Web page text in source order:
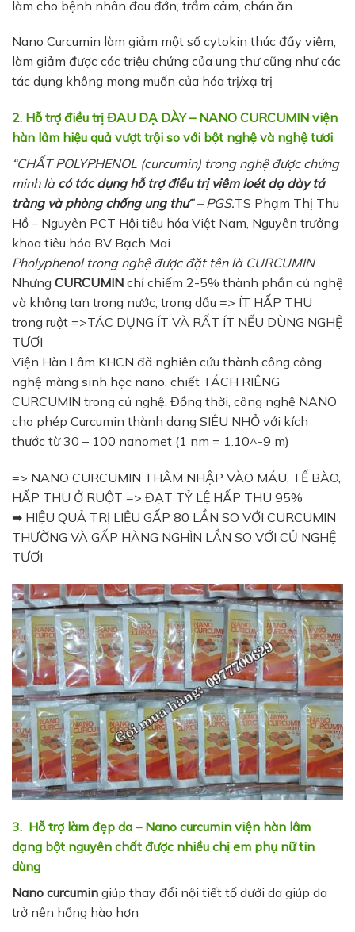
làm cho bệnh nhân đau đớn, trầm cảm, chán ăn.
Nano Curcumin làm giảm một số cytokin thúc đẩy viêm,
làm giảm được các triệu chứng của ung thư cũng như các
tác dụng không mong muốn của hóa trị/xạ trị
2. Hỗ trợ điều trị ĐAU DẠ DÀY – NANO CURCUMIN viện
hàn lâm hiệu quả vượt trội so với bột nghệ và nghệ tươi
“CHẤT POLYPHENOL (curcumin) trong nghệ được chứng
minh là có tác dụng hỗ trợ điều trị viêm loét dạ dày tá
tràng và phòng chống ung thư” – PGS.TS Phạm Thị Thu
Hồ – Nguyên PCT Hội tiêu hóa Việt Nam, Nguyên trưởng
khoa tiêu hóa BV Bạch Mai.
Pholyphenol trong nghệ được đặt tên là CURCUMIN
Nhưng CURCUMIN chỉ chiếm 2-5% thành phần củ nghệ
và không tan trong nước, trong dầu => ÍT HẤP THU
trong ruột =>TÁC DỤNG ÍT VÀ RẤT ÍT NẾU DÙNG NGHỆ
TƯƠI
Viện Hàn Lâm KHCN đã nghiên cứu thành công công
nghệ màng sinh học nano, chiết TÁCH RIÊNG
CURCUMIN trong củ nghệ. Đồng thời, công nghệ NANO
cho phép Curcumin thành dạng SIÊU NHỎ với kích
thước từ 30 – 100 nanomet (1 nm = 1.10^-9 m)
=> NANO CURCUMIN THÂM NHẬP VÀO MÁU, TẾ BÀO,
HẤP THU Ở RUỘT => ĐẠT TỶ LỆ HẤP THU 95%
➡ HIỆU QUẢ TRỊ LIỆU GẤP 80 LẦN SO VỚI CURCUMIN
THƯỜNG VÀ GẤP HÀNG NGHÌN LẦN SO VỚI CỦ NGHỆ
TƯƠI
3. Hỗ trợ làm đẹp da – Nano curcumin viện hàn lâm
dạng bột nguyên chất được nhiều chị em phụ nữ tin
dùng
Nano curcumin giúp thay đổi nội tiết tố dưới da giúp da
trở nên hồng hào hơn